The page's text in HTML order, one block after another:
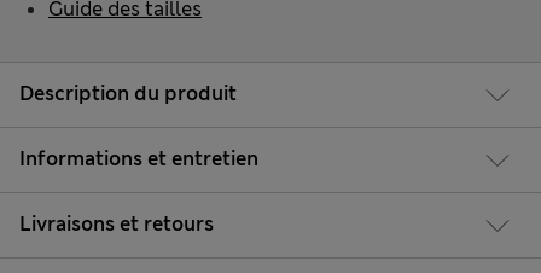
Description du produit
Informations et entretien
Livraisons et retours
Guide des tailles